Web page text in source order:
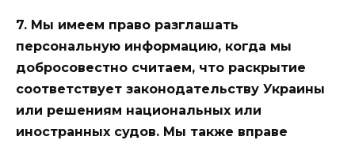
7. Мы имеем право разглашать
персональную информацию, когда мы
добросовестно считаем, что раскрытие
соответствует законодательству Украины
или решениям национальных или
иностранных судов. Мы также вправе